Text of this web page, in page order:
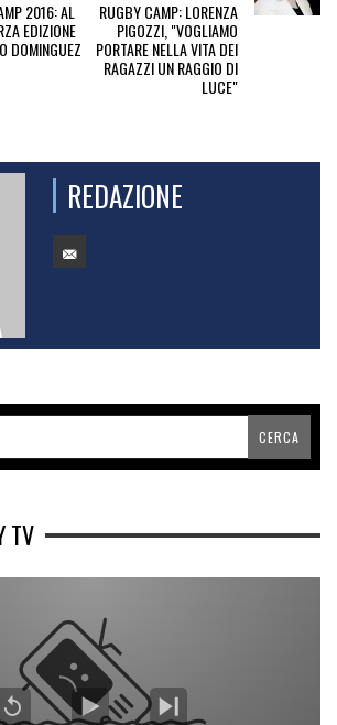
2016: AL
EDIZIONE
DOMINGUEZ
RUGBY CAMP: LORENZA
PIGOZZI, "VOGLIAMO
PORTARE NELLA VITA DEI
RAGAZZI UN RAGGIO DI
LUCE"
REDAZIONE
TV